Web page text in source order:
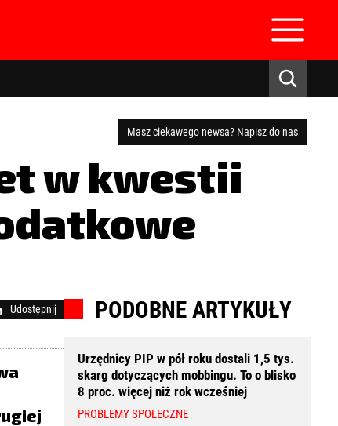
Masz ciekawego newsa? Napisz do nas
w kwestii
Udostępnij PODOBNE ARTYKUŁY
Urzędnicy PIP w pół roku dostali 1,5 tys.
skarg dotyczących mobbingu. To o blisko
8 proc. więcej niż rok wcześniej
PROBLEMY SPOŁECZNE